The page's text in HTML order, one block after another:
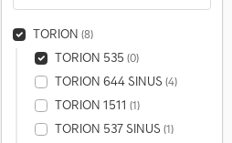
TORION (8)
TORION 535 (0)
TORION 644 SINUS (4)
TORION 1511 (1)
TORION 537 SINUS (1)